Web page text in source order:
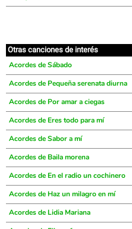
Otras canciones de interés
Acordes de Sábado
Acordes de Pequeña serenata diurna
Acordes de Por amar a ciegas
Acordes de Eres todo para mí
Acordes de Sabor a mí
Acordes de Baila morena
Acordes de En el radio un cochinero
Acordes de Haz un milagro en mí
Acordes de Lidia Mariana